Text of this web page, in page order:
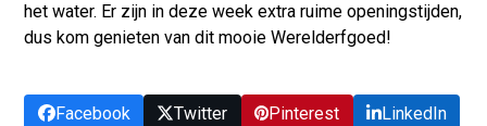
het water. Er zijn in deze week extra ruime openingstijden,
dus kom genieten van dit mooie Werelderfgoed!
Facebook Twitter Pinterest
LinkedIn